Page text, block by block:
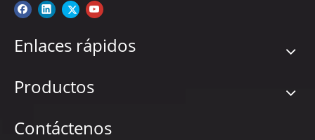
Enlaces rápidos
Productos
Contáctenos